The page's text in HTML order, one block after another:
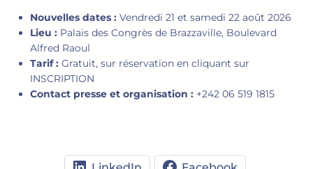
Nouvelles dates : Vendredi 21 et samedi 22 août 2026
Lieu : Palais des Congrès de Brazzaville, Boulevard
Alfred Raoul
Tarif : Gratuit, sur réservation en cliquant sur
INSCRIPTION
Contact presse et organisation : +242 06 519 1815